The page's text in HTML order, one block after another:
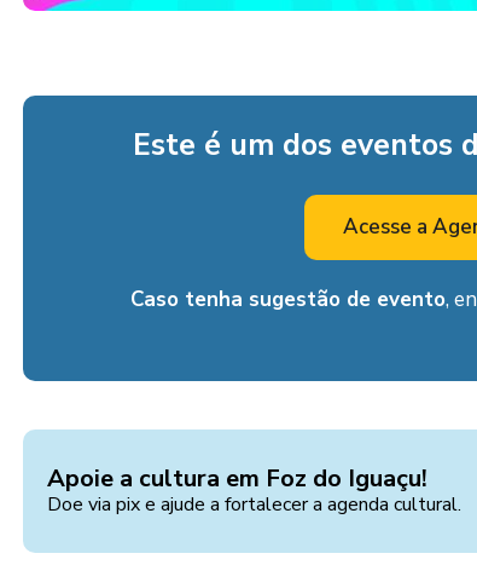
Este é um dos eventos
Acesse a
Caso tenha sugestão de evento,
Apoie a cultura em Foz do Iguaçu!
Doe via pix e ajude a fortalecer a agenda cultural.